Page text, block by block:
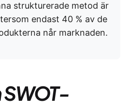
strukturerade metod är
endast 40 % av de
når marknaden.
SWOT-